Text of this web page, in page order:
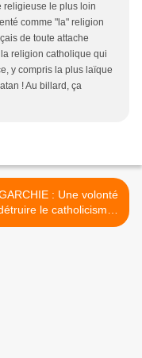
religieuse le plus loin
comme "la" religion
de toute attache
religion catholique qui
y compris la plus laïque
! Au billard, ça
: Une volonté
le catholicisme.
>